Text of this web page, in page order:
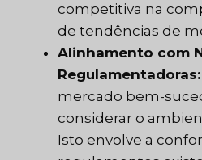
competitiva na
de tendências de
Alinhamento com
Regulamentadoras:
mercado bem-
considerar o
Isto envolve a